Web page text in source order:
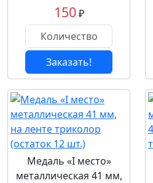
150₽
Заказать!
Медаль «I место»
металлическая 41 мм,